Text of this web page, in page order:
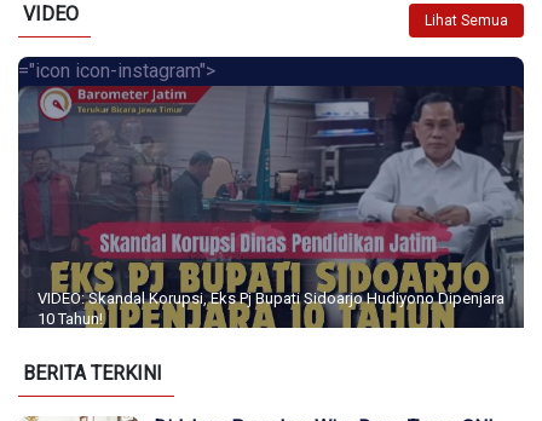
VIDEO Lihat Semua
="icon icon-instagram">
VIDEO: Skandal Korupsi, Eks Pj Bupati Sidoarjo Hudiyono Dipenjara
10 Tahun!
BERITA TERKINI